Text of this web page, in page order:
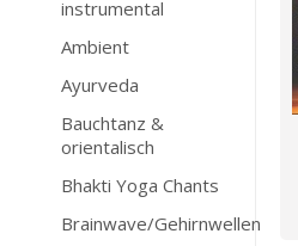
instrumental
Ambient
Ayurveda
Bauchtanz &
orientalisch
Bhakti Yoga Chants
Brainwave/Gehirnwellen